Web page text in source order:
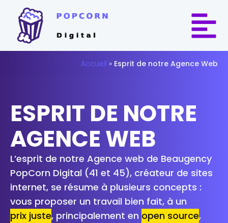
Accueil » Esprit de notre Agence Web
ESPRIT DE NOTRE
AGENCE WEB
L’esprit de notre Agence web de Beaugency
PopCorn Digital (41 et 45), créateur de sites
internet, se résume à plusieurs concepts :
vous proposer un travail bien fait, à un
prix juste, principalement en open source,